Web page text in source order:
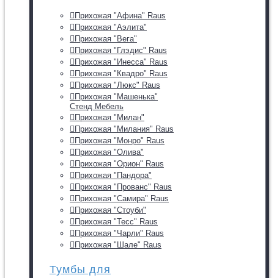
Прихожая "Афина" Raus
Прихожая "Аэлита"
Прихожая "Вега"
Прихожая "Глэдис" Raus
Прихожая "Инесса" Raus
Прихожая "Квадро" Raus
Прихожая "Люкс" Raus
Прихожая "Машенька"
Стенд Мебель
Прихожая "Милан"
Прихожая "Милания" Raus
Прихожая "Монро" Raus
Прихожая "Олива"
Прихожая "Орион" Raus
Прихожая "Пандора"
Прихожая "Прованс" Raus
Прихожая "Самира" Raus
Прихожая "Стоуби"
Прихожая "Тесс" Raus
Прихожая "Чарли" Raus
Прихожая "Шале" Raus
Тумбы для